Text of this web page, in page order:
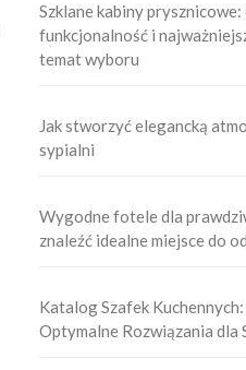
Szklane kabiny
funkcjonalność i
temat wyboru
Jak stworzyć elegancką
sypialni
Wygodne fotele dla
znaleźć idealne miejsce do
Katalog Szafek
Optymalne Rozwiązania dla